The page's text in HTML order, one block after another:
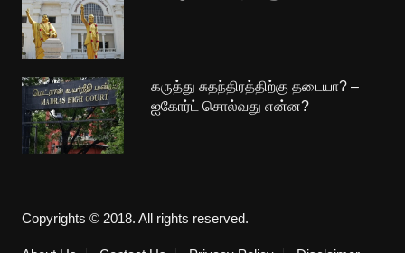
கருத்து சுதந்திரத்திற்கு தடையா? –
ஐகோர்ட் சொல்வது என்ன?
Copyrights © 2018. All rights reserved.